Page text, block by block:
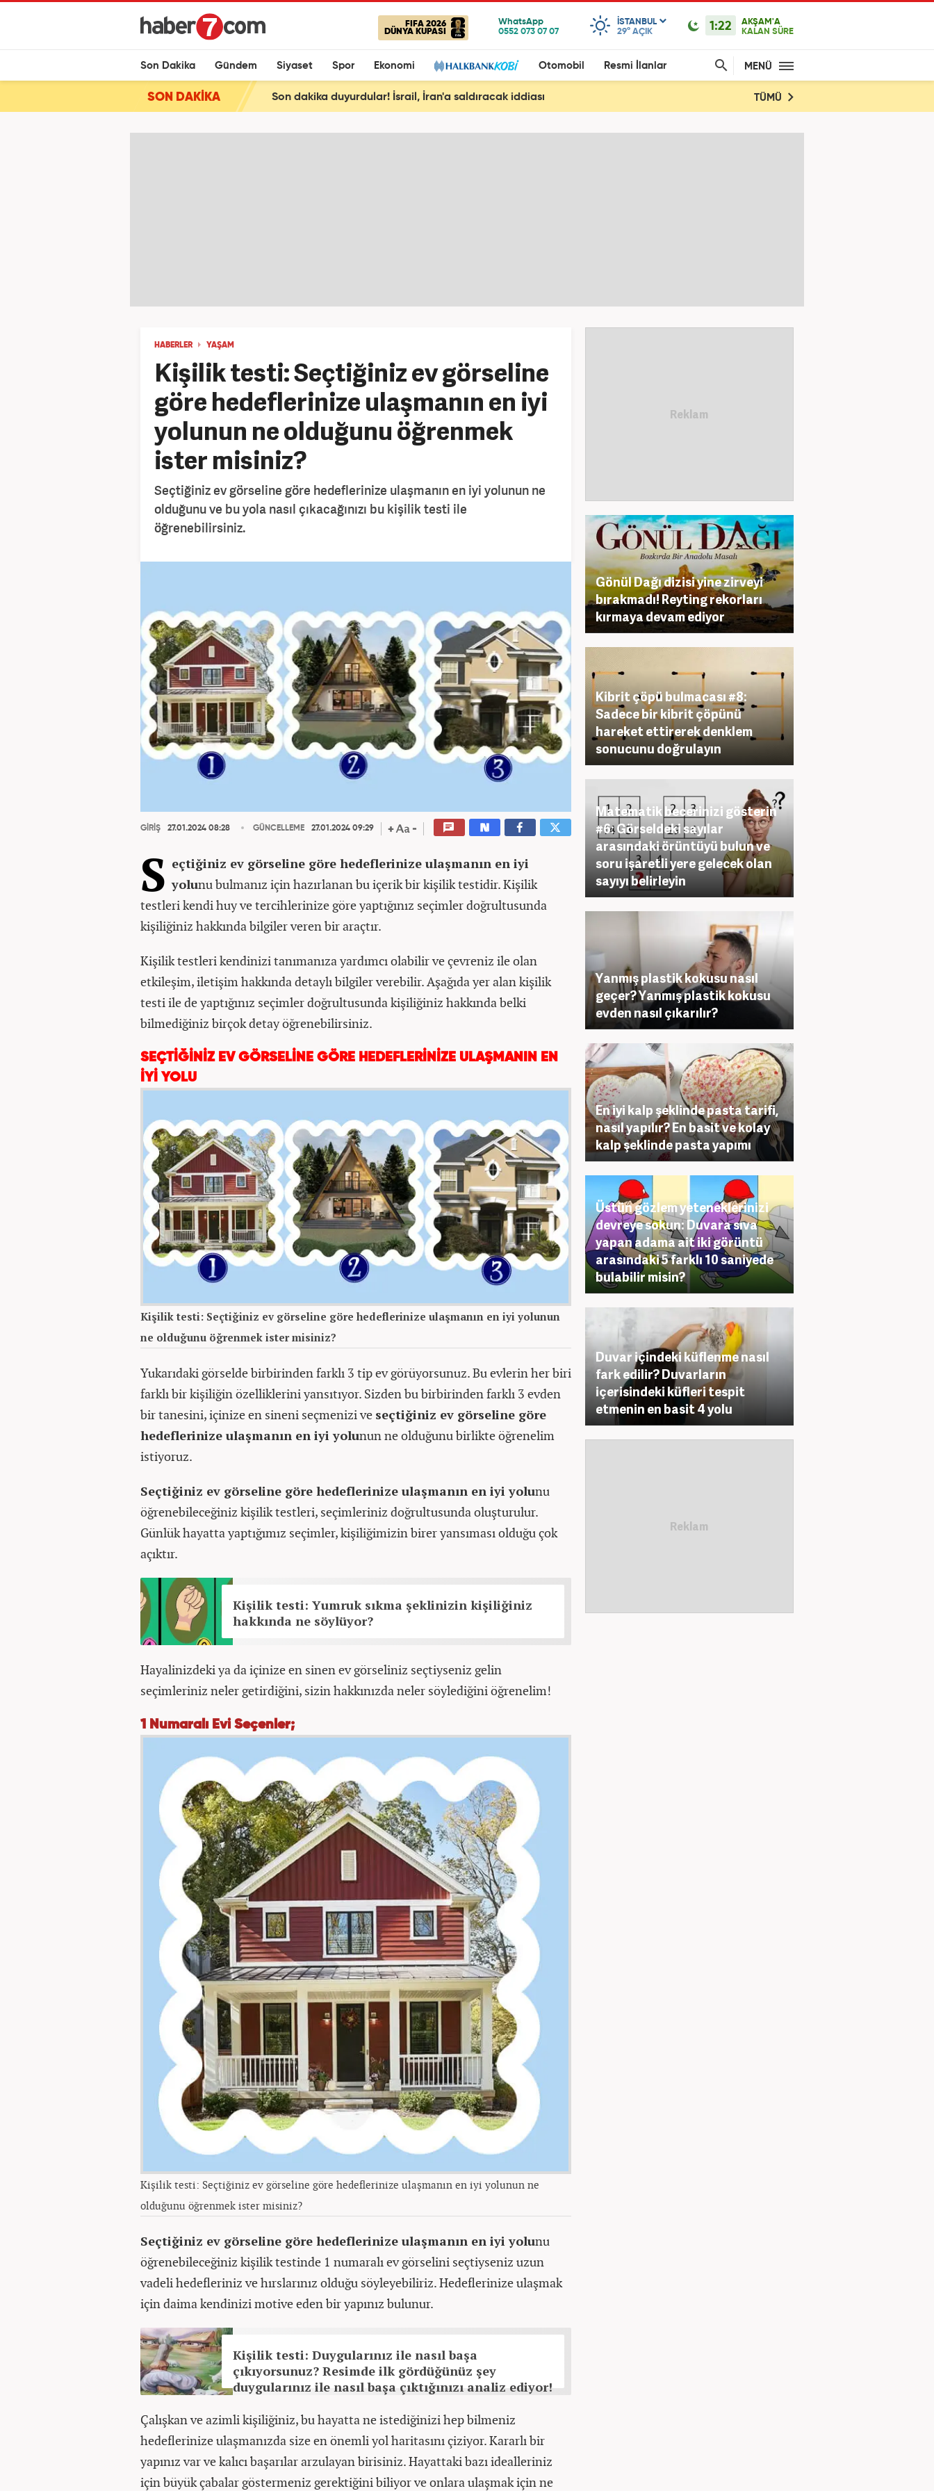
FIFA 2026
DÜNYA KUPASI
ISTANBUL
29° AÇIK 1:22
AKŞAM'A
KALAN SÜRE
Son Dakika Gündem Siyaset Spor Ekonomi Otomobil Resmi İlanlar MENÜ
SON DAKİKA Son dakika duyurdular! İsrail, İran'a saldıracak iddiası TÜMÜ
HABERLER YAŞAM
Kişilik testi: Seçtiğiniz ev görseline
göre hedeflerinize ulaşmanın en iyi
yolunun ne olduğunu öğrenmek
ister misiniz?
Seçtiğiniz ev görseline göre hedeflerinize ulaşmanın en iyi yolunun ne
olduğunu ve bu yola nasıl çıkacağınızı bu kişilik testi ile
öğrenebilirsiniz.
GİRİŞ 27.01.2024 08:28 GÜNCELLEME 27.01.2024 09:29
S eçtiğiniz ev görseline göre hedeflerinize ulaşmanın en iyi
yolunu bulmanız için hazırlanan bu içerik bir kişilik testidir. Kişilik
testleri kendi huy ve tercihlerinize göre yaptığınız seçimler doğrultusunda
kişiliğiniz hakkında bilgiler veren bir araçtır.
Kişilik testleri kendinizi tanımanıza yardımcı olabilir ve çevreniz ile olan
etkileşim, iletişim hakkında detaylı bilgiler verebilir. Aşağıda yer alan kişilik
testi ile de yaptığınız seçimler doğrultusunda kişiliğiniz hakkında belki
bilmediğiniz birçok detay öğrenebilirsiniz.
SEÇTİĞİNİZ EV GÖRSELİNE GÖRE HEDEFLERİNİZE ULAŞMANIN EN
İYİ YOLU
Kişilik testi: Seçtiğiniz ev görseline göre hedeflerinize ulaşmanın en iyi yolunun
ne olduğunu öğrenmek ister misiniz?
Yukarıdaki görselde birbirinden farklı 3 tip ev görüyorsunuz. Bu evlerin her biri
farklı bir kişiliğin özelliklerini yansıtıyor. Sizden bu birbirinden farklı 3 evden
bir tanesini, içinize en sineni seçmenizi ve seçtiğiniz ev görseline göre
hedeflerinize ulaşmanın en iyi yolunun ne olduğunu birlikte öğrenelim
istiyoruz.
Seçtiğiniz ev görseline göre hedeflerinize ulaşmanın en iyi yolunu
öğrenebileceğiniz kişilik testleri, seçimleriniz doğrultusunda oluşturulur.
Günlük hayatta yaptığımız seçimler, kişiliğimizin birer yansıması olduğu çok
açıktır.
Kişilik testi: Yumruk sıkma şeklinizin kişiliğiniz
hakkında ne söylüyor?
Hayalinizdeki ya da içinize en sinen ev görseliniz seçtiyseniz gelin
seçimleriniz neler getirdiğini, sizin hakkınızda neler söylediğini öğrenelim!
1 Numaralı Evi Seçenler;
Kişilik testi: Seçtiğiniz ev görseline göre hedeflerinize ulaşmanın en iyi yolunun ne
olduğunu öğrenmek ister misiniz?
Seçtiğiniz ev görseline göre hedeflerinize ulaşmanın en iyi yolunu
öğrenebileceğiniz kişilik testinde 1 numaralı ev görselini seçtiyseniz uzun
vadeli hedefleriniz ve hırslarınız olduğu söyleyebiliriz. Hedeflerinize ulaşmak
için daima kendinizi motive eden bir yapınız bulunur.
Kişilik testi: Duygularınız ile nasıl başa
çıkıyorsunuz? Resimde ilk gördüğünüz şey
duygularınız ile nasıl başa çıktığınızı analiz ediyor!
Çalışkan ve azimli kişiliğiniz, bu hayatta ne istediğinizi hep bilmeniz
hedeflerinize ulaşmanızda size en önemli yol haritasını çiziyor. Kararlı bir
yapınız var ve kalıcı başarılar arzulayan birisiniz. Hayattaki bazı idealleriniz
için büyük çabalar göstermeniz gerektiğini biliyor ve onlara ulaşmak için ne
Gönül Dağı dizisi yine zirveyi
bırakmadı! Reyting rekorları
kırmaya devam ediyor
Kibrit çöpü bulmacası #8:
Sadece bir kibrit çöpünü
hareket ettirerek denklem
sonucunu doğrulayın
Matematik becerinizi gösterin
#6: Görseldeki sayılar
arasındaki örüntüyü bulun ve
soru işaretli yere gelecek olan
sayıyı belirleyin
Yanmış plastik kokusu nasıl
geçer? Yanmış plastik kokusu
evden nasıl çıkarılır?
En iyi kalp şeklinde pasta tarifi,
nasıl yapılır? En basit ve kolay
kalp şeklinde pasta yapımı
Üstün gözlem yeteneklerinizi
devreye sokun: Duvara sıva
yapan adama ait iki görüntü
arasındaki 5 farklı 10 saniyede
bulabilir misin?
Duvar içindeki küflenme nasıl
fark edilir? Duvarların
içerisindeki küfleri tespit
etmenin en basit 4 yolu